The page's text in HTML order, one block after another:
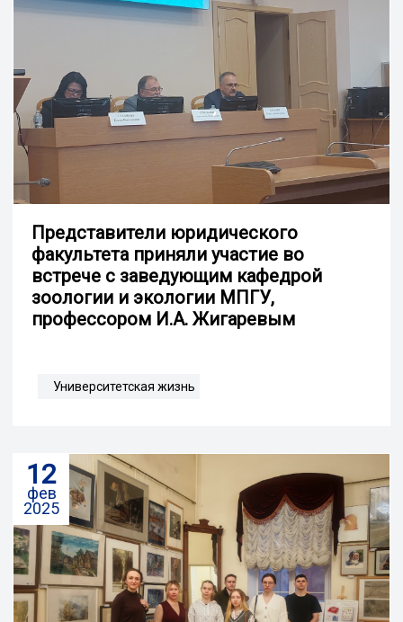
Представители юридического
факультета приняли участие во
встрече с заведующим кафедрой
зоологии и экологии МПГУ,
профессором И.А. Жигаревым
Университетская жизнь
12
фев
2025